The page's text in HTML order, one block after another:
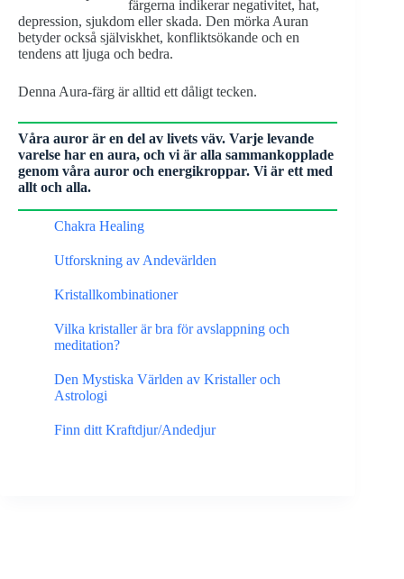
färgerna indikerar negativitet, hat,
depression, sjukdom eller skada. Den mörka Auran
betyder också själviskhet, konfliktsökande och en
tendens att ljuga och bedra.
Denna Aura-färg är alltid ett dåligt tecken.
Våra auror är en del av livets väv. Varje levande
varelse har en aura, och vi är alla sammankopplade
genom våra auror och energikroppar. Vi är ett med
allt och alla.
Chakra Healing
Utforskning av Andevärlden
Kristallkombinationer
Vilka kristaller är bra för avslappning och
meditation?
Den Mystiska Världen av Kristaller och
Astrologi
Finn ditt Kraftdjur/Andedjur